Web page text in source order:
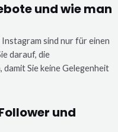
und wie man
sind nur für einen
darauf, die
Sie keine Gelegenheit
und